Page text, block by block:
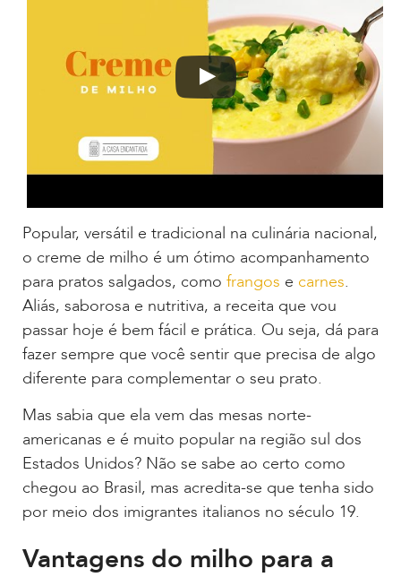
Popular, versátil e tradicional na culinária nacional,
o creme de milho é um ótimo acompanhamento
para pratos salgados, como frangos e carnes.
Aliás, saborosa e nutritiva, a receita que vou
passar hoje é bem fácil e prática. Ou seja, dá para
fazer sempre que você sentir que precisa de algo
diferente para complementar o seu prato.
Mas sabia que ela vem das mesas norte-
americanas e é muito popular na região sul dos
Estados Unidos? Não se sabe ao certo como
chegou ao Brasil, mas acredita-se que tenha sido
por meio dos imigrantes italianos no século 19.
Vantagens do milho para a